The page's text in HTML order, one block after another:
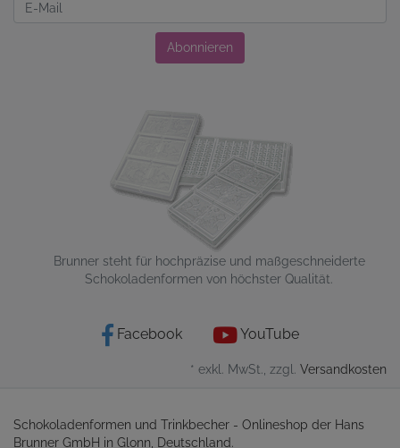
Abonnieren
Brunner steht für hochpräzise und maßgeschneiderte
Schokoladenformen von höchster Qualität.
Facebook YouTube
* exkl. MwSt., zzgl. Versandkosten
Schokoladenformen und Trinkbecher - Onlineshop der Hans
Brunner GmbH in Glonn, Deutschland.